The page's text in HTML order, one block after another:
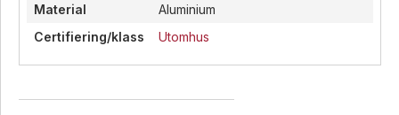
Material
Aluminium
Certifiering/klass
Utomhus